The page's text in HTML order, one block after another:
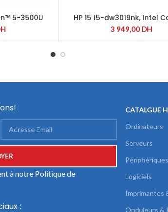
5-3500U
HP 15 15-dw3019nk, Intel
1115G4
3 949,00 DH
à notre Politique de
:
CATALGUE
Ordinateurs
Serveurs
Logiciels
Imprimantes
Onduleurs &